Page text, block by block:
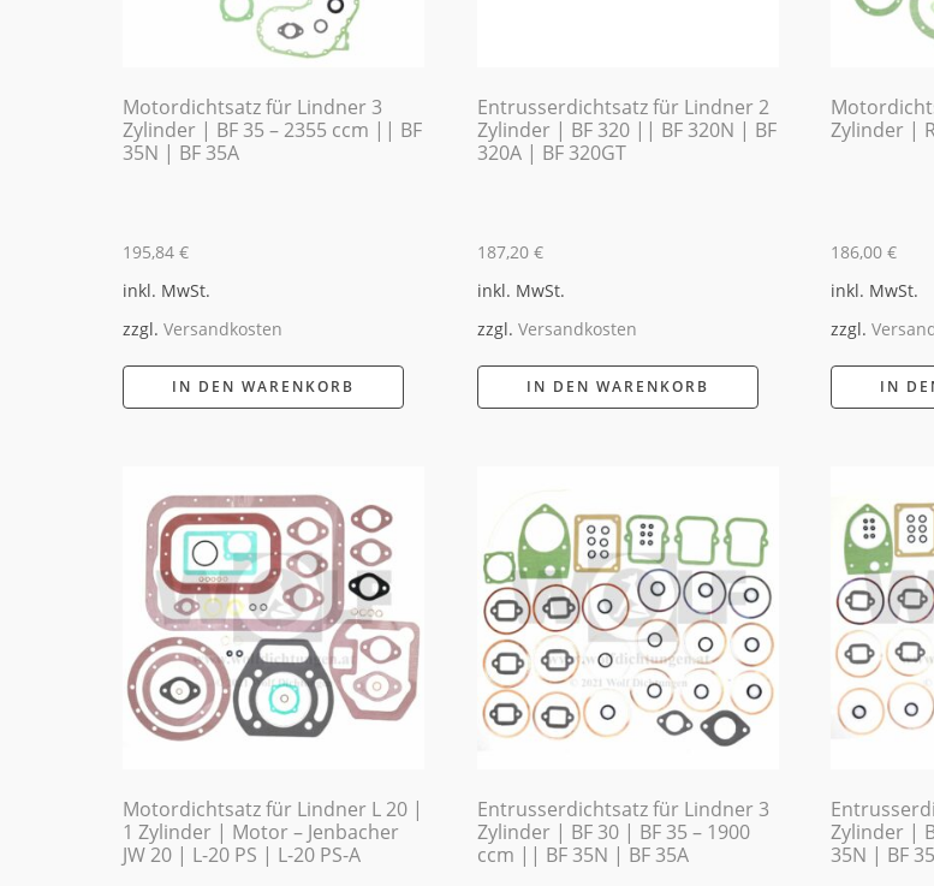
Motordichtsatz für Lindner 3
Zylinder | BF 35 – 2355 ccm || BF
35N | BF 35A
195,84 €
inkl. MwSt.
zzgl. Versandkosten
IN DEN WARENKORB
Entrusserdichtsatz für Lindner 2
Zylinder | BF 320 || BF 320N | BF
320A | BF 320GT
187,20 €
inkl. MwSt.
zzgl. Versandkosten
IN DEN WARENKORB
Zylinder |
186,00€
inkl. MwSt.
zzgl.
IN
Motordichtsatz für Lindner L 20 |
1 Zylinder | Motor – Jenbacher
JW 20 | L-20 PS | L-20 PS-A
Entrusserdichtsatz für Lindner 3
Zylinder | BF 30 | BF 35 – 1900
ccm || BF 35N | BF 35A
Zylinder |
35N | BF